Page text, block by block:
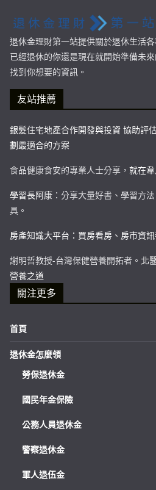
退休金理財第一站提供關於退休生活
已經退休的你還是現在就開始準備未
找到你想要的資訊。
友站推薦
銀髮住宅地產合作開發與投資 協助評
劃最適合的方案
食品健康食安的專業人士分享， 就在
學習長阿康 ：分享大量好書、學習方
具。
房產知識大平台：買房看房、房市資
謝明哲教授-台灣保健營養開拓者。 北
營養之道
關注更多
首頁
退休金怎麼領
勞保退休金
國民年金保險
公務人員退休金
警察退休金
軍人退伍金